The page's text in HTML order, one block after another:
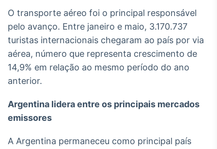
Componentes
para conteúdos e
funcionalidades
Broadcast
Wallboard
Curadoria
O transporte aéreo foi o principal responsável
pelo avanço. Entre janeiro e maio, 3.170.737
turistas internacionais chegaram ao país por via
aérea, número que representa crescimento de
14,9% em relação ao mesmo período do ano
anterior.
Argentina lidera entre os principais mercados
emissores
A Argentina permaneceu como principal país